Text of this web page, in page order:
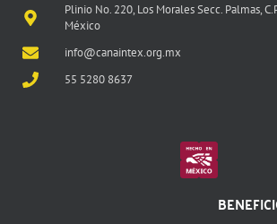
Plinio No. 220, Los Morales Secc. Palmas,
México
info@canaintex.org.mx
55 5280 8637